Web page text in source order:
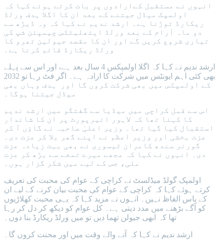
انہوں نے مستقبل کےارادوں پر بات کرتے ہوئے کہا کہ
اولمپک میڈل جیتنے کے بعد ان کا اگلا ہدف ورلڈ
ریکارڈ توڑنا ہے۔ ارشد ندیم نے کہا کہ وہ ڈیڑھ سے
دو ماہ آرام کے بعد ورلڈ ایتھلیٹکس چیمپئن شپ کی
تیاری شروع کریں گے اور ان کا مقصد جیولین تھرو کا
ارشد ندیم نے کہا کہ اگلا اولمپکس 4 سال بعد ہے، اور اس سے پہلے
بھی کئی اہم ایونٹس میں شرکت کا ارادہ ہے۔ اگر فٹ رہا تو 2032
کے اولمپکس میں بھی شرکت کروں گا اور ہدف وہاں بھی
میڈل جیتنا ہوگا۔
اس سے قبل کراچی میں میڈیا سے گفتگو میں ارشد ندیم
کا کہنا تھا کہ لاہور ائیرپورٹ پر ان کا شاندار
استقبال کیا گیا تھا۔ وزیر اعلیٰ صاحبہ نے گاؤں آ کر
عزت بخشی اور وزیر اعظم نے اپنے گھر بلا کر عزت دی۔
گورنر سندھ کامران ٹیسوری نے بھی بہت زیادہ عزت
دی۔ انہوں نے کہا کہ مجھے میرے تمغے سے بڑھ کر عزت
ملی، جس کے لیے میں شکر گزار ہوں۔
اولمپک گولڈ میڈلسٹ نے کراچی کے عوام کی محبت کی تعریف
کرتے ہوئے کہا کہ کراچی کے عوام کی محبت بیان کرنے کے لیے ان
کے پاس الفاظ نہیں۔ انہوں نے مزید کہا کہ یہی محبت کھلاڑیوں
کو آگے بڑھنے میں مدد دیتی ہے۔ کل عوام کو دیکھ کر دل کر رہا
تھا کہ ابھی جیولن تھما دیں تو میں ورلڈ ریکارڈ بنا دوں۔
ارشد ندیم نے کہا کہ آنے والے وقت میں اور محنت کروں گا۔